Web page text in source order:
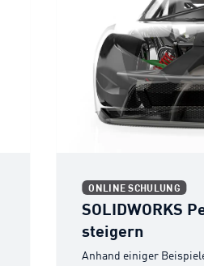
ONLINE SCHULUNG
SOLIDWORKS
steigern
Anhand einiger